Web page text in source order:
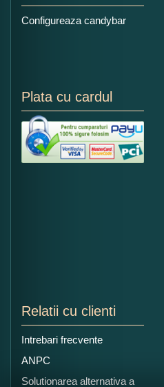
Configureaza candybar
Plata cu cardul
Relatii cu clienti
Intrebari frecvente
ANPC
Solutionarea alternativa a